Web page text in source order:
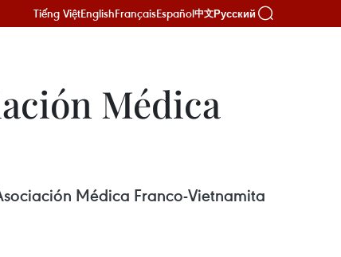
Tiếng ViệtEnglishFrançaisEspañol中文Русский
Médica
Médica Franco-Vietnamita